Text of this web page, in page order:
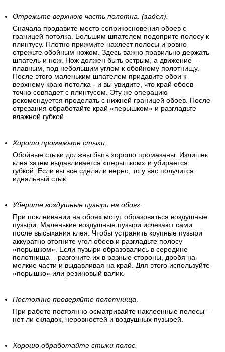
Отрежьте верхнюю часть полотна. (задел).
Сначала продавите место соприкосновения обоев с
границей потолка. Большим шпателем подоприте полосу к
плинтусу. Плотно прижмите нахлест полосы и ровно
отрежьте обойным ножом. Здесь важно правильно держать
шпатель и нож. Нож должен быть острым, а движение –
плавным, под небольшим углом к обойному полотнищу.
После этого маленьким шпателем придавите обои к
верхнему краю потолка - и вы увидите, что край обоев
точно совпадет с плинтусом. Эту же операцию
рекомендуется проделать с нижней границей обоев. После
отрезания обработайте край «перышком» и разгладьте
влажной губкой.
Хорошо промажьте стыки.
Обойные стыки должны быть хорошо промазаны. Излишек
клея затем выдавливается «перышком» и убирается
губкой. Если вы все сделали верно, то у вас получится
идеальный стык.
Уберите воздушные пузыри на обоях.
При поклеивании на обоях могут образоваться воздушные
пузыри. Маленькие воздушные пузыри исчезают сами
после высыхания клея. Чтобы устранить крупные пузыри
аккуратно отогните угол обоев и разгладьте полосу
«перышком». Если пузыри образовались в середине
полотнища – разгоните их в разные стороны, дробя на
мелкие части и выдавливая на край. Для этого используйте
«перышко» или резиновый валик.
Постоянно проверяйте полотнища.
При работе постоянно осматривайте наклеенные полосы –
нет ли складок, неровностей и воздушных пузырей.
Хорошо обработайте стыки полос.